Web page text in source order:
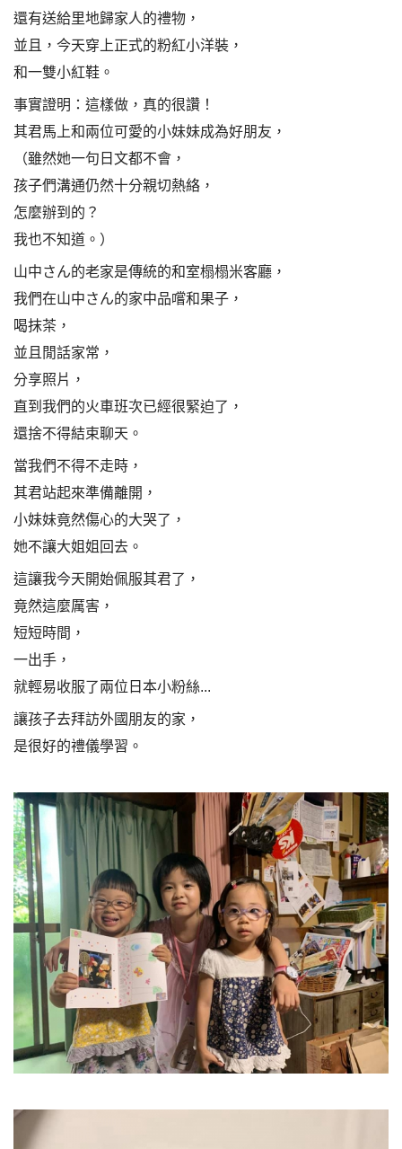
還有送給里地歸家人的禮物，
並且，今天穿上正式的粉紅小洋裝，
和一雙小紅鞋。
事實證明：這樣做，真的很讚！
其君馬上和兩位可愛的小妹妹成為好朋友，
（雖然她一句日文都不會，
孩子們溝通仍然十分親切熱絡，
怎麼辦到的？
我也不知道。）
山中さん的老家是傳統的和室榻榻米客廳，
我們在山中さん的家中品嚐和果子，
喝抹茶，
並且閒話家常，
分享照片，
直到我們的火車班次已經很緊迫了，
還捨不得結束聊天。
當我們不得不走時，
其君站起來準備離開，
小妹妹竟然傷心的大哭了，
她不讓大姐姐回去。
這讓我今天開始佩服其君了，
竟然這麼厲害，
短短時間，
一出手，
就輕易收服了兩位日本小粉絲...
讓孩子去拜訪外國朋友的家，
是很好的禮儀學習。